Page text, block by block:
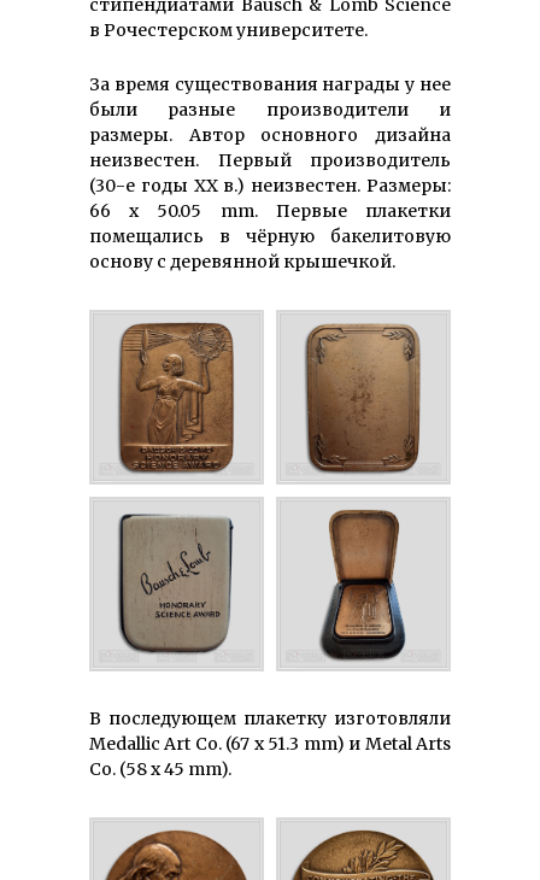
стипендиатами Bausch & Lomb Science
в Рочестерском университете.
За время существования награды у нее
были разные производители и
размеры. Автор основного дизайна
неизвестен. Первый производитель
(30-е годы XX в.) неизвестен. Размеры:
66 х 50.05 mm. Первые плакетки
помещались в чёрную бакелитовую
основу с деревянной крышечкой.
В последующем плакетку изготовляли
Medallic Art Co. (67 х 51.3 mm) и Metal Arts
Co. (58 х 45 mm).